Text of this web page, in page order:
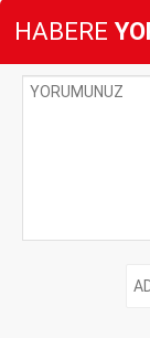
HABERE